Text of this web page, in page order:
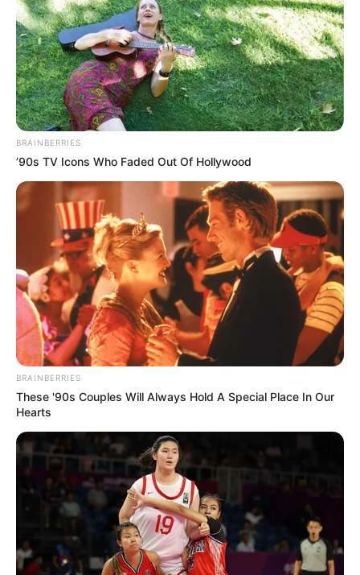
BRAINBERRIES
’90s TV Icons Who Faded Out Of Hollywood
BRAINBERRIES
These '90s Couples Will Always Hold A Special Place In Our
Hearts